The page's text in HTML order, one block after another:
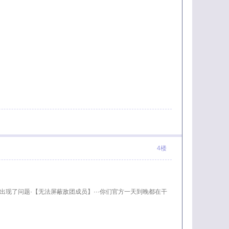
4楼
了问题·【无法屏蔽敌团成员】···你们官方一天到晚都在干